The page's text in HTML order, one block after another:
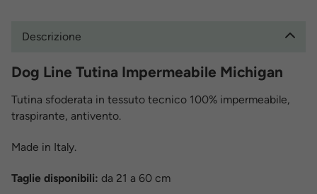
Descrizione
Dog Line Tutina Impermeabile Michigan
Tutina sfoderata in tessuto tecnico 100% impermeabile,
traspirante, antivento.
Made in Italy.
Taglie disponibili: da 21 a 60 cm